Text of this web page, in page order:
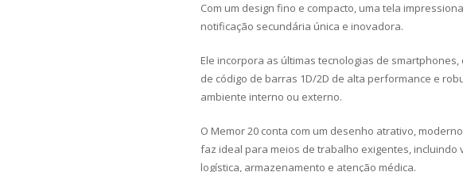
Com um design fino e compacto, uma tela
notificação secundária única e inovadora.
Ele incorpora as últimas tecnologias de
de código de barras 1D/2D de alta performance e
ambiente interno ou externo.
O Memor 20 conta com um desenho atrativo,
faz ideal para meios de trabalho exigentes,
logística, armazenamento e atenção médica.